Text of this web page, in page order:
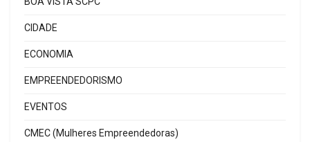
CIDADE
ECONOMIA
EMPREENDEDORISMO
EVENTOS
CMEC (Mulheres Empreendedoras)